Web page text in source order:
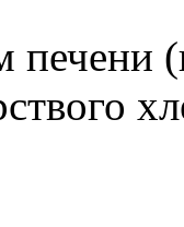
печени